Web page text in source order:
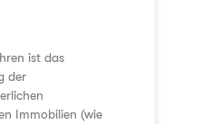
ist das
der
Immobilien (wie